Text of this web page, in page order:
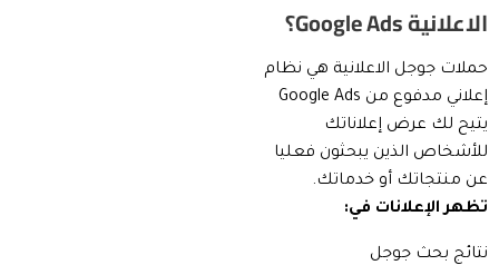
الاعلانية Google Ads؟
حملات جوجل الاعلانية هي نظام
إعلاني مدفوع من Google Ads
يتيح لك عرض إعلاناتك
للأشخاص الذين يبحثون فعليا
عن منتجاتك أو خدماتك.
تظهر الإعلانات في:
نتائج بحث جوجل